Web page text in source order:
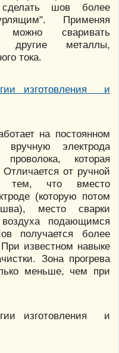
сделать шов более
Применяя
можно сваривать
металлы,
тока.
на постоянном
вручную электрода
проволока, которая
Отличается от ручной
тем, что вместо
(которую потом
место сварки
подающимся
получается более
известном навыке
Зона прогрева
меньше, чем при